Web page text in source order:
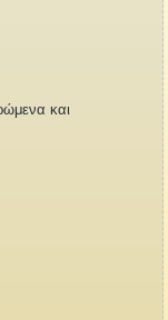
και